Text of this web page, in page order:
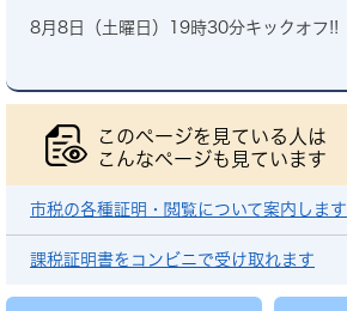
8月8日（土曜日）19時30分キックオフ!!
このページを見ている人は
こんなページも見ています
市税の各種証明・閲覧について案内します
課税証明書をコンビニで受け取れます